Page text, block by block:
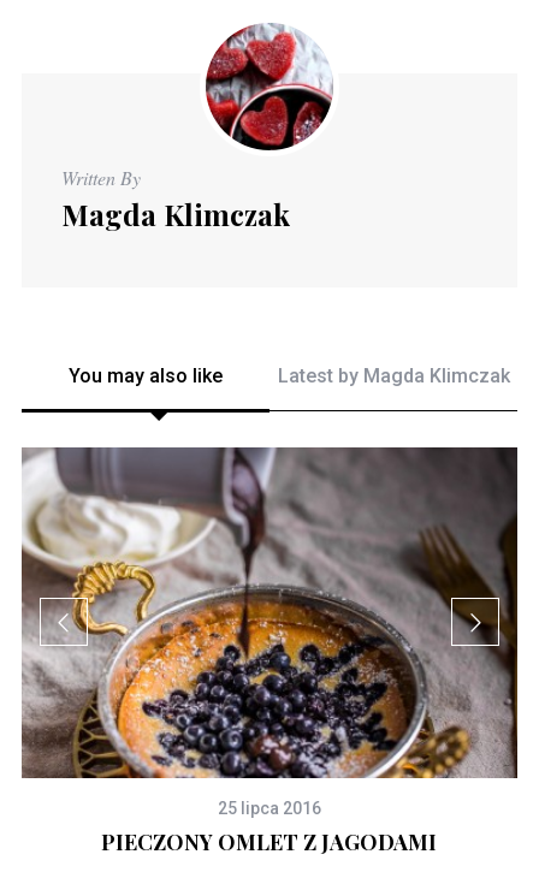
Written By
Magda Klimczak
You may also like Latest by Magda Klimczak
25 lipca 2016
PIECZONY OMLET Z JAGODAMI